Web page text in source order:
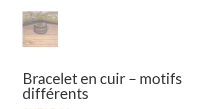
Bracelet en cuir – motifs
différents